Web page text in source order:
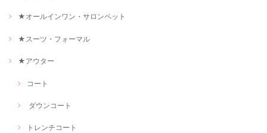
★オールインワン・サロンペット
★スーツ・フォーマル
★アウター
コート
ダウンコート
トレンチコート